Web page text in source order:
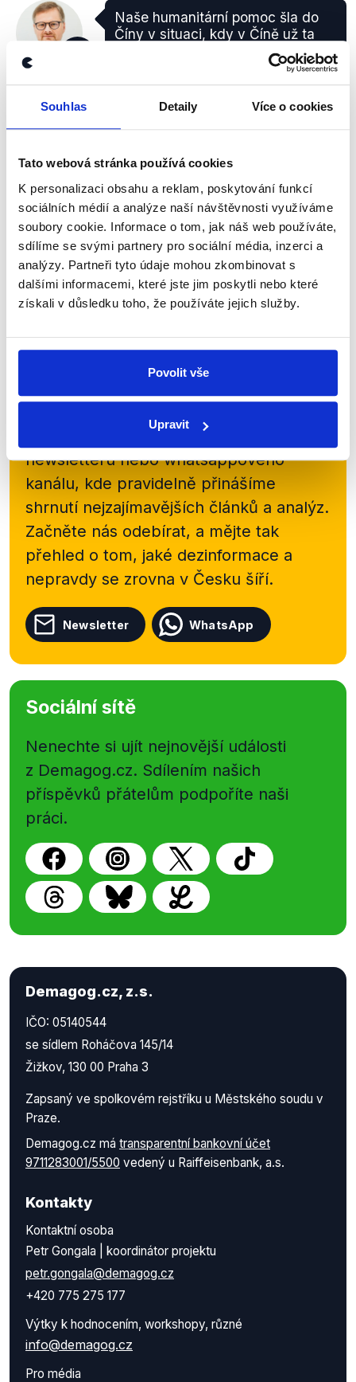
Souhlas Detaily Více o cookies
Tato webová stránka používá cookies
K personalizaci obsahu a reklam, poskytování funkcí
sociálních médií a analýze naší návštěvnosti využíváme
soubory cookie. Informace o tom, jak náš web používáte,
sdílíme se svými partnery pro sociální média, inzerci a
analýzy. Partneři tyto údaje mohou zkombinovat s
dalšími informacemi, které jste jim poskytli nebo které
získali v důsledku toho, že používáte jejich služby.
Povolit vše
Upravit
Petr Fiala
Naše humanitární pomoc šla do
Číny v situaci, kdy v Číně už ta
epidemie byla za vrcholem a bylo
jasné, že my ty věci budeme také
potřebovat.
V době, kdy humanitární pomoc šla do Číny, se
počty nově nakažených v zemi výrazně snížily. Ve
stejný den se u nás objevují teprve první tři případy
nákazy nemocí COVID-19.
zobrazit celé odůvodnění
Zůstaňme v kontaktu
Přihlaste se k odběru našeho
newsletteru nebowhatsappového
kanálu, kde pravidelně přinášíme
shrnutí nejzajímavějších článků a analýz.
Začněte nás odebírat, a mějte tak
přehled o tom, jaké dezinformace a
nepravdy se zrovna v Česku šíří.
Newsletter WhatsApp
Sociální sítě
Nenechte si ujít nejnovější události
z Demagog.cz. Sdílením našich
příspěvků přátelům podpoříte naši
práci.
Demagog.cz, z.s.
IČO: 05140544
se sídlem Roháčova 145/14
Žižkov, 130 00 Praha 3
Zapsaný ve spolkovém rejstříku u Městského soudu v
Praze.
Demagog.cz má transparentní bankovní účet
9711283001/5500 vedený u Raiffeisenbank, a.s.
Kontakty
Kontaktní osoba
Petr Gongala | koordinátor projektu
petr.gongala@demagog.cz
+420 775 275 177
Výtky k hodnocením, workshopy, různé
info@demagog.cz
Pro média